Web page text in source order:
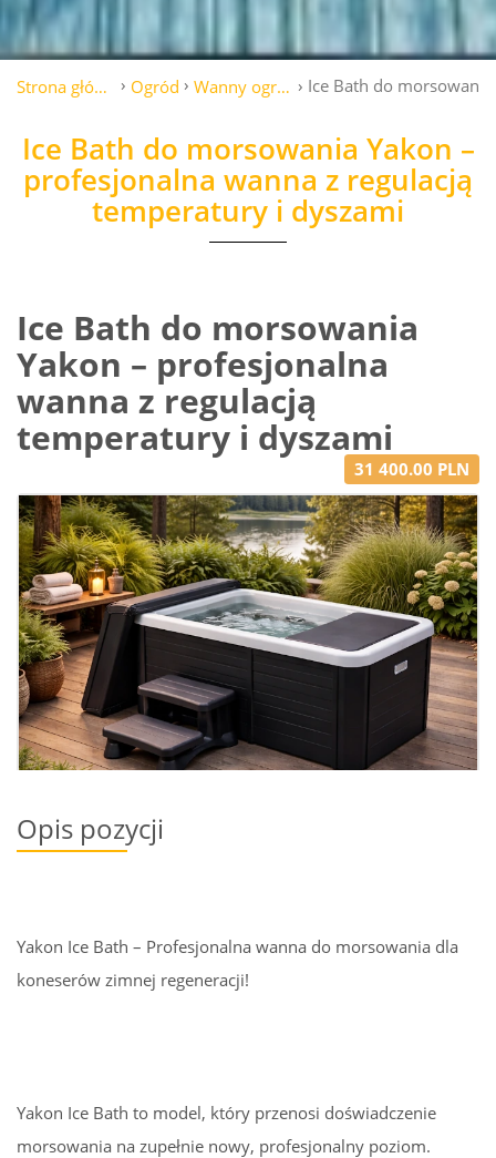
Strona główna Ogród Wanny ogrodowe Ice Bath do
Ice Bath do morsowania Yakon –
profesjonalna wanna z regulacją
temperatury i dyszami
Ice Bath do morsowania
Yakon – profesjonalna
wanna z regulacją
temperatury i dyszami
31 400.00 PLN
Opis pozycji
Yakon Ice Bath – Profesjonalna wanna do morsowania dla
koneserów zimnej regeneracji!
Yakon Ice Bath to model, który przenosi doświadczenie
morsowania na zupełnie nowy, profesjonalny poziom.